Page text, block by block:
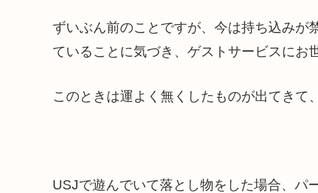
ずいぶん前のことですが、今は持ち込みが
ていることに気づき、ゲストサービスにお
このときは運よく無くしたものが出てき
USJで遊んでいて落とし物をした場合、パ